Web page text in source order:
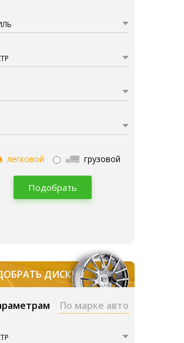
легковой грузовой
Подобрать
ДИСКИ
По марке авто